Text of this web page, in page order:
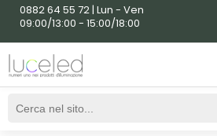
0882 64 55 72 | Lun - Ven
09:00/13:00 - 15:00/18:00